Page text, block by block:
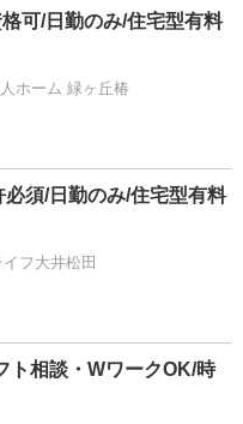
可/日勤のみ/住宅型有料
ホーム 緑ヶ丘椿
必須/日勤のみ/住宅型有料
フ大井松田
ト相談・WワークOK/時